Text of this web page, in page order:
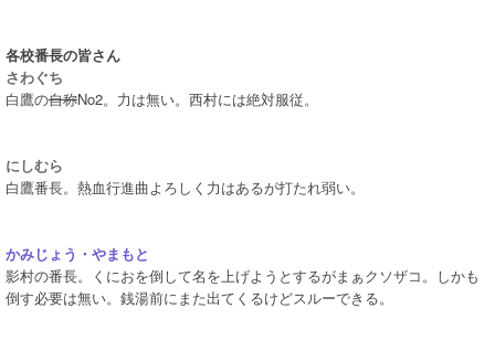
各校番長の皆さん
さわぐち
白鷹の自称No2。力は無い。西村には絶対服従。
にしむら
白鷹番長。熱血行進曲よろしく力はあるが打たれ弱い。
かみじょう・やまもと
影村の番長。くにおを倒して名を上げようとするがまぁクソザコ。しかも
倒す必要は無い。銭湯前にまた出てくるけどスルーできる。